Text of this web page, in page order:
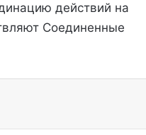
действий на
Соединенные